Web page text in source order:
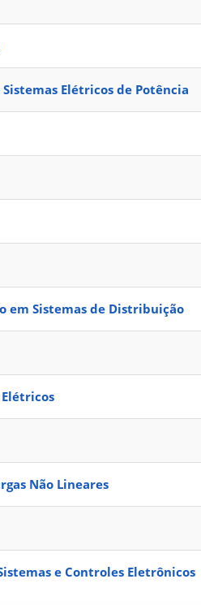
Elétricos de Potência
em Sistemas de Distribuição
Não Lineares
e Controles Eletrônicos